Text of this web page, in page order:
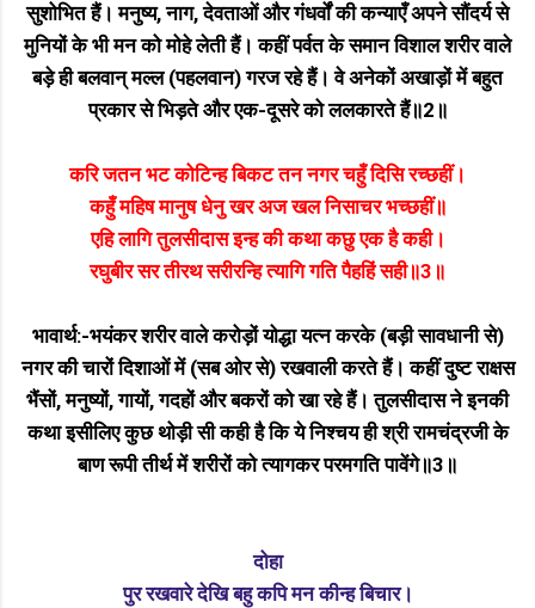
सुशोभित हैं। मनुष्य, नाग, देवताओं और गंधर्वों की कन्याएँ अपने सौंदर्य से
मुनियों के भी मन को मोहे लेती हैं। कहीं पर्वत के समान विशाल शरीर वाले
बड़े ही बलवान्‌ मल्ल (पहलवान) गरज रहे हैं। वे अनेकों अखाड़ों में बहुत
प्रकार से भिड़ते और एक-दूसरे को ललकारते हैं॥2॥
करि जतन भट कोटिन्ह बिकट तन नगर चहुँ दिसि रच्छहीं।
कहुँ महिष मानुष धेनु खर अज खल निसाचर भच्छहीं॥
एहि लागि तुलसीदास इन्ह की कथा कछु एक है कही।
रघुबीर सर तीरथ सरीरन्हि त्यागि गति पैहहिं सही॥3॥
भावार्थ:-भयंकर शरीर वाले करोड़ों योद्धा यत्न करके (बड़ी सावधानी से)
नगर की चारों दिशाओं में (सब ओर से) रखवाली करते हैं। कहीं दुष्ट राक्षस
भैंसों, मनुष्यों, गायों, गदहों और बकरों को खा रहे हैं। तुलसीदास ने इनकी
कथा इसीलिए कुछ थोड़ी सी कही है कि ये निश्चय ही श्री रामचंद्रजी के
बाण रूपी तीर्थ में शरीरों को त्यागकर परमगति पावेंगे॥3॥
दोहा
पुर रखवारे देखि बहु कपि मन कीन्ह बिचार।